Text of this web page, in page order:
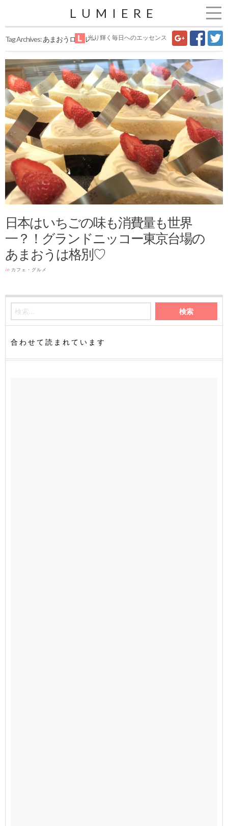
LUMIERE
光り輝く毎日へのエッセンス
Tag Archives:あまおうロール
日本はいちごの味も消費量も世界
一？！グランドニッコー東京台場の
あまおうは格別♡
in カフェ・グルメ
合わせて読まれています